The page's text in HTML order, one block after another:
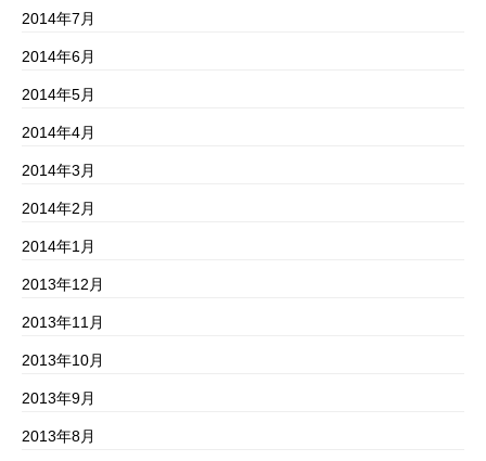
2014年7月
2014年6月
2014年5月
2014年4月
2014年3月
2014年2月
2014年1月
2013年12月
2013年11月
2013年10月
2013年9月
2013年8月